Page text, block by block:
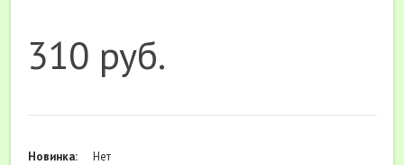
310 руб.
Новинка: Нет